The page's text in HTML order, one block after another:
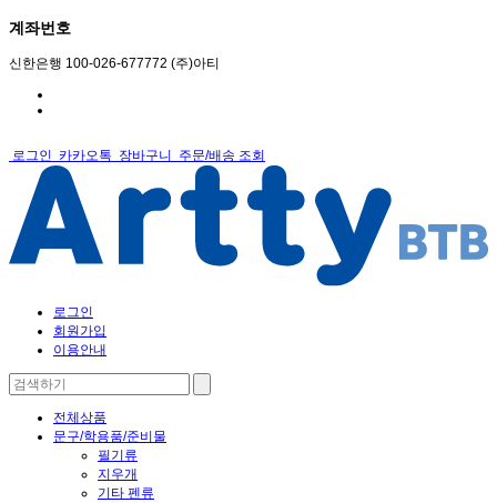
계좌번호
신한은행 100-026-677772 (주)아티
로그인 카카오톡 장바구니 주문/배송 조회
로그인
회원가입
이용안내
전체상품
문구/학용품/준비물
필기류
지우개
기타 펜류